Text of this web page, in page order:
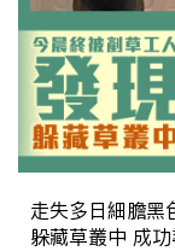
走失多日細膽黑
躲藏草叢中 成功